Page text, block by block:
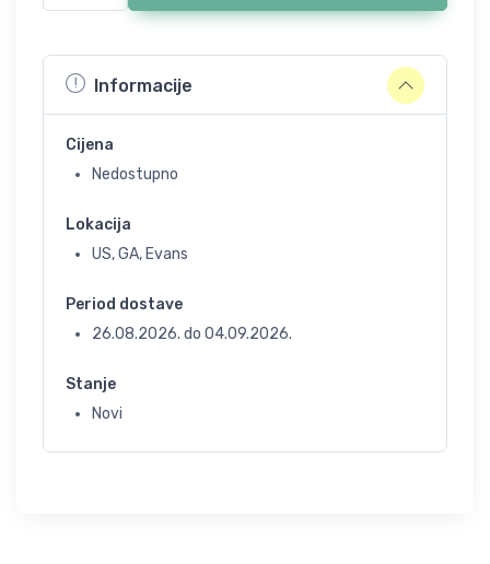
Informacije
Cijena
Nedostupno
Lokacija
US, GA, Evans
Period dostave
26.08.2026. do 04.09.2026.
Stanje
Novi